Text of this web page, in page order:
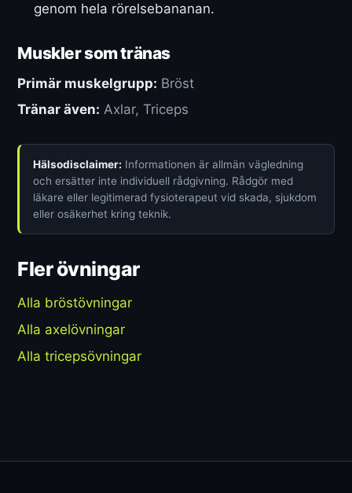
genom hela rörelsebananan.
Muskler som tränas
Primär muskelgrupp: Bröst
Tränar även: Axlar, Triceps
Hälsodisclaimer: Informationen är allmän vägledning
och ersätter inte individuell rådgivning. Rådgör med
läkare eller legitimerad fysioterapeut vid skada, sjukdom
eller osäkerhet kring teknik.
Fler övningar
Alla bröstövningar
Alla axelövningar
Alla tricepsövningar